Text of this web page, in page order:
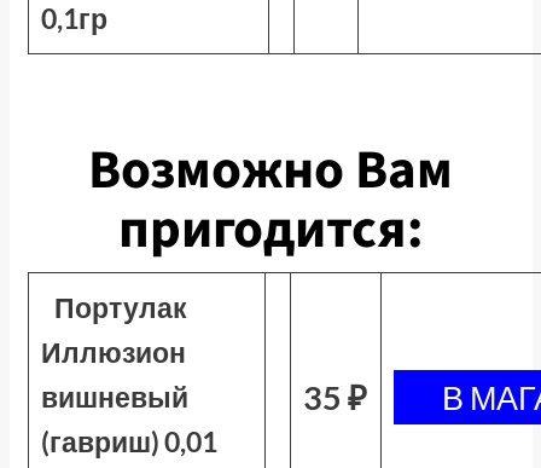
0,1гр
Возможно Вам
пригодится:
Портулак
Иллюзион
вишневый
(гавриш) 0,01
35 ₽